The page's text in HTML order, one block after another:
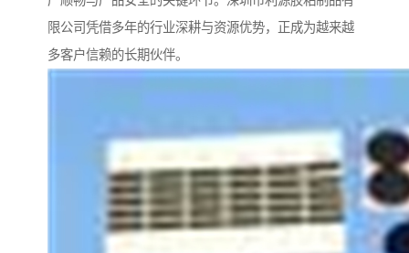
限公司凭借多年的行业深耕与资源优势，正成为越来越
多客户信赖的长期伙伴。